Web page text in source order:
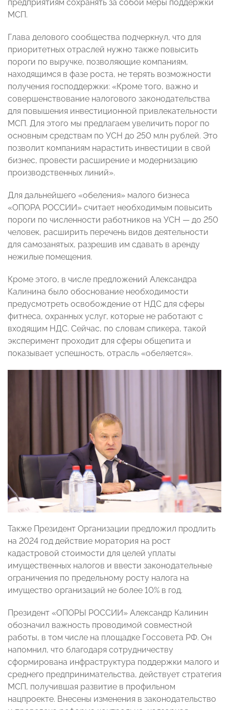
предприятиям сохранять за собой меры поддержки
МСП.
Глава делового сообщества подчеркнул, что для
приоритетных отраслей нужно также повысить
пороги по выручке, позволяющие компаниям,
находящимся в фазе роста, не терять возможности
получения господдержки: «Кроме того, важно и
совершенствование налогового законодательства
для повышения инвестиционной привлекательности
МСП. Для этого мы предлагаем увеличить порог по
основным средствам по УСН до 250 млн рублей. Это
позволит компаниям нарастить инвестиции в свой
бизнес, провести расширение и модернизацию
производственных линий».
Для дальнейшего «обеления» малого бизнеса
«ОПОРА РОССИИ» считает необходимым повысить
пороги по численности работников на УСН — до 250
человек, расширить перечень видов деятельности
для самозанятых, разрешив им сдавать в аренду
нежилые помещения.
Кроме этого, в числе предложений Александра
Калинина было обоснование необходимости
предусмотреть освобождение от НДС для сферы
фитнеса, охранных услуг, которые не работают с
входящим НДС. Сейчас, по словам спикера, такой
эксперимент проходит для сферы общепита и
показывает успешность, отрасль «обеляется».
Также Президент Организации предложил продлить
на 2024 год действие моратория на рост
кадастровой стоимости для целей уплаты
имущественных налогов и ввести законодательные
ограничения по предельному росту налога на
имущество организаций не более 10% в год.
Президент «ОПОРЫ РОССИИ» Александр Калинин
обозначил важность проводимой совместной
работы, в том числе на площадке Госсовета РФ. Он
напомнил, что благодаря сотрудничеству
сформирована инфраструктура поддержки малого и
среднего предпринимательства, действует стратегия
МСП, получившая развитие в профильном
нацпроекте. Внесены изменения в законодательство